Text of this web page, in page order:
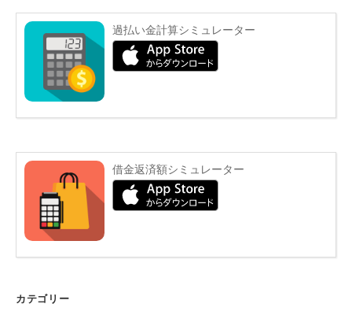
過払い金計算シミュレーター
借金返済額シミュレーター
カテゴリー